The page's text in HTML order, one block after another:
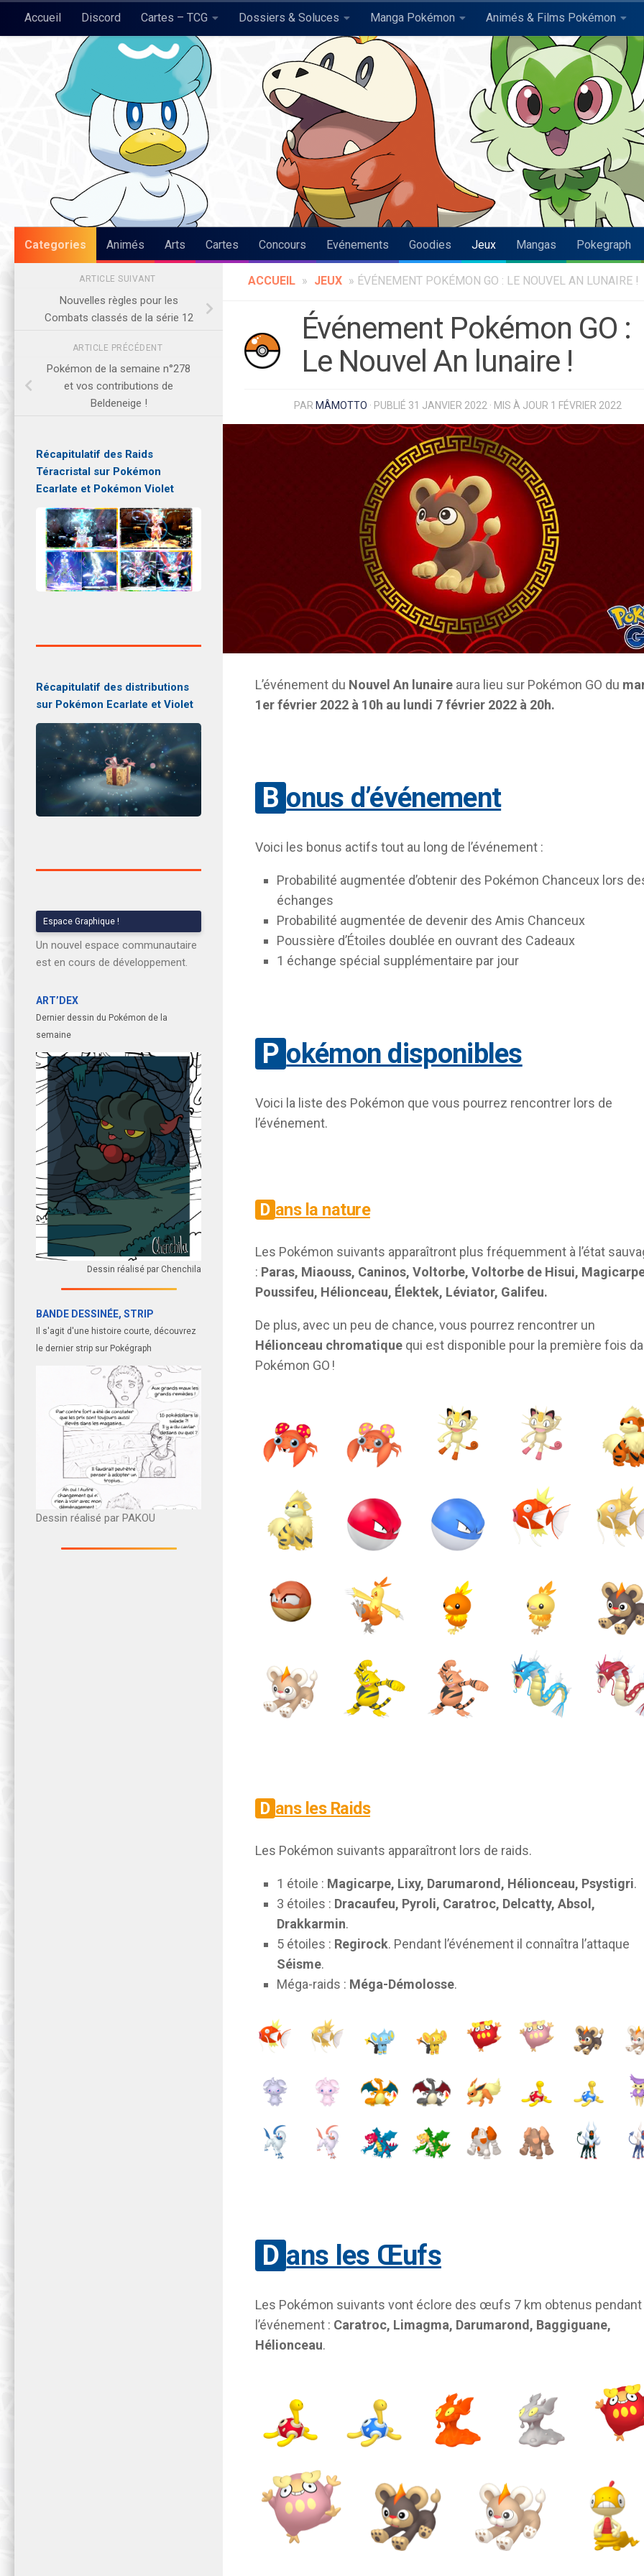
Skip to content
Accueil Discord Cartes – TCG Dossiers & Soluces Manga Pokémon Animés & Films Pokémon
Pokégraph
Categories Animés Arts Cartes Concours Evénements Goodies Jeux Mangas Pokegraph
ACCUEIL » JEUX » ÉVÉNEMENT POKÉMON GO : LE NOUVEL AN LUNAIRE !
Événement Pokémon GO :
Le Nouvel An lunaire !
PAR MÂMOTTO · PUBLIÉ 31 JANVIER 2022 · MIS À JOUR 1 FÉVRIER 2022
L’événement du Nouvel An lunaire aura lieu sur Pokémon GO du
1er février 2022 à 10h au lundi 7 février 2022 à 20h.
Bonus d’événement
Voici les bonus actifs tout au long de l’événement :
Probabilité augmentée d’obtenir des Pokémon Chanceux lors
échanges
Probabilité augmentée de devenir des Amis Chanceux
Poussière d’Étoiles doublée en ouvrant des Cadeaux
1 échange spécial supplémentaire par jour
Pokémon disponibles
Voici la liste des Pokémon que vous pourrez rencontrer lors de
l’événement.
Dans la nature
Les Pokémon suivants apparaîtront plus fréquemment à l’état
: Paras, Miaouss, Caninos, Voltorbe, Voltorbe de Hisui,
Poussifeu, Hélionceau, Élektek, Léviator, Galifeu.
De plus, avec un peu de chance, vous pourrez rencontrer un
Hélionceau chromatique qui est disponible pour la première fois
Pokémon GO !
Dans les Raids
Les Pokémon suivants apparaîtront lors de raids.
1 étoile : Magicarpe, Lixy, Darumarond, Hélionceau, Psystigri.
3 étoiles : Dracaufeu, Pyroli, Caratroc, Delcatty, Absol,
Drakkarmin.
5 étoiles : Regirock. Pendant l’événement il connaîtra l’attaque
Séisme.
Méga-raids : Méga-Démolosse.
Dans les Œufs
Les Pokémon suivants vont éclore des œufs 7 km obtenus pendant
l’événement : Caratroc, Limagma, Darumarond, Baggiguane,
Hélionceau.
ARTICLE SUIVANT
Nouvelles règles pour les
Combats classés de la série 12
ARTICLE PRÉCÉDENT
Pokémon de la semaine n°278
et vos contributions de
Beldeneige !
Récapitulatif des Raids
Téracristal sur Pokémon
Ecarlate et Pokémon Violet
Récapitulatif des distributions
sur Pokémon Ecarlate et Violet
Espace Graphique !
Un nouvel espace communautaire
est en cours de développement.
ART’DEX
Dernier dessin du Pokémon de la
semaine
Dessin réalisé par Chenchila
BANDE DESSINÉE, STRIP
Il s'agit d'une histoire courte, découvrez
le dernier strip sur Pokégraph
Dessin réalisé par PAKOU